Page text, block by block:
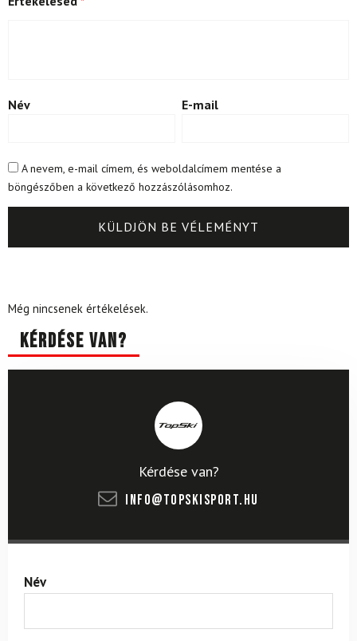
Név E-mail
A nevem, e-mail címem, és weboldalcímem mentése a
böngészőben a következő hozzászólásomhoz.
Még nincsenek értékelések.
Kérdése van?
Kérdése van?
info@topskisport.hu
Név